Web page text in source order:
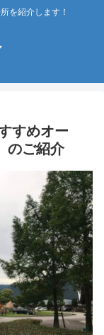
を紹介します！
すめオー
のご紹介